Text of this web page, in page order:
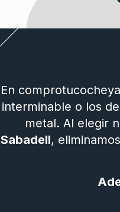
En
interminable o los
metal. Al elegir
Sabadell,